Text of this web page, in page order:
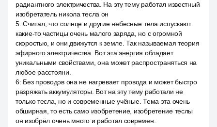
радиантного электричества. На эту тему работал известный
изобретатель никола тесла он
5:Считал, что солнце и другие небесные тела испускают
какие-то частицы очень малого заряда, но с огромной
скоростью, и они движутся к земле. Так называемая теория
эфирного электричества. Вот эта энергия обладает
уникальными свойствами, она может распространяться на
любое расстояни.
6: Без проводов она не нагревает провода и может быстро
разряжать аккумуляторы. Вот на эту тему работали не
только тесла, но и современные учёные. Тема эта очень
обширная, то есть само изобретение, изобретение теслы
он изобрёл очень много и работал современ.